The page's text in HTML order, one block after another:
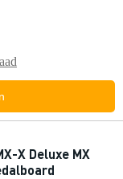
X Deluxe MX